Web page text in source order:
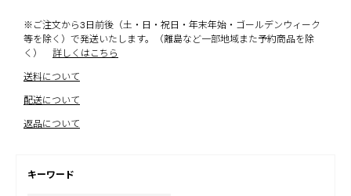
※ご注文から3日前後（土・日・祝日・年末年始・ゴールデンウィーク
等を除く）で発送いたします。（離島など一部地域また予約商品を除
く）
詳しくはこちら
送料について
配送について
返品について
キーワード